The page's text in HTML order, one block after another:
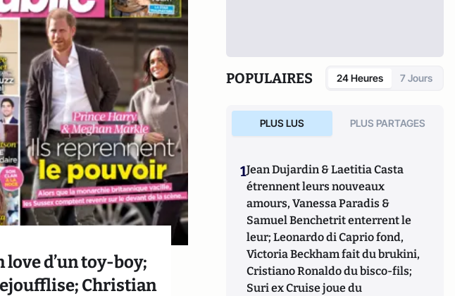
d’un toy-boy;
Christian
POPULAIRES 24 Heures 7 Jours
PLUS LUS PLUS PARTAGES
1Jean Dujardin & Laetitia Casta
étrennent leurs nouveaux
amours, Vanessa Paradis &
Samuel Benchetrit enterrent le
leur; Leonardo di Caprio fond,
Victoria Beckham fait du brukini,
Cristiano Ronaldo du bisco-fils;
Suri ex Cruise joue du